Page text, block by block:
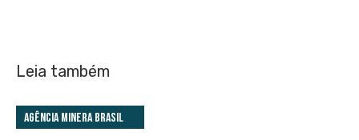
Leia também
Agência Minera Brasil